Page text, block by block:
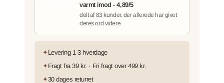
varmt imod - 4,89/5
delt af 83 kunder, der allerede har givet
deres ord videre
✦Levering 1-3 hverdage
✦Fragt fra 39 kr. · Fri fragt over 499 kr.
✦30 dages returret